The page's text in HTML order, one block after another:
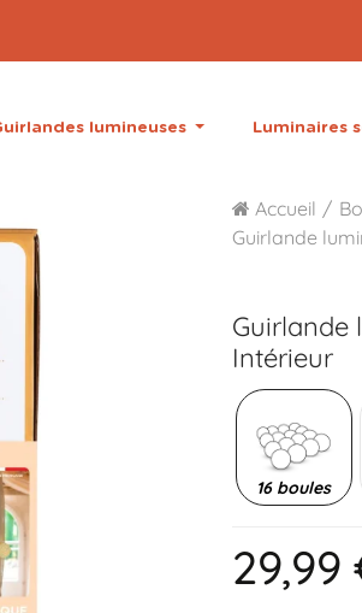
lumineuses Luminaires
Accueil
Guirlande
Guirlande
Intérieur
16 boules
29,99